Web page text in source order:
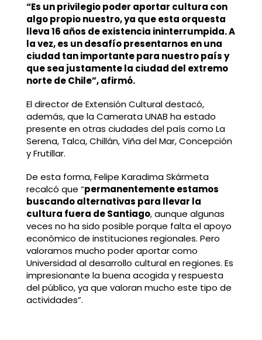
“Es un privilegio poder aportar cultura con
algo propio nuestro, ya que esta orquesta
lleva 16 años de existencia ininterrumpida. A
la vez, es un desafío presentarnos en una
ciudad tan importante para nuestro país y
que sea justamente la ciudad del extremo
norte de Chile”, afirmó.
El director de Extensión Cultural destacó,
además, que la Camerata UNAB ha estado
presente en otras ciudades del país como La
Serena, Talca, Chillán, Viña del Mar, Concepción
y Frutillar.
De esta forma, Felipe Karadima Skármeta
recalcó que “permanentemente estamos
buscando alternativas para llevar la
cultura fuera de Santiago, aunque algunas
veces no ha sido posible porque falta el apoyo
económico de instituciones regionales. Pero
valoramos mucho poder aportar como
Universidad al desarrollo cultural en regiones. Es
impresionante la buena acogida y respuesta
del público, ya que valoran mucho este tipo de
actividades”.